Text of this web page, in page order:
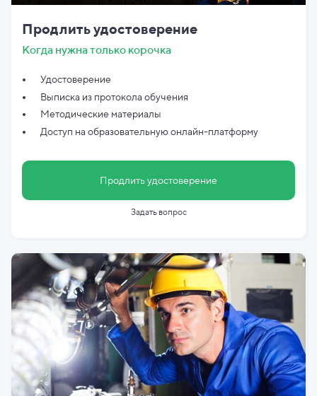
Продлить удостоверение
Когда нужна только корочка
Удостоверение
Выписка из протокола обучения
Методические материалы
Доступ на образовательную онлайн-платформу
Продлить удостоверение
Задать вопрос